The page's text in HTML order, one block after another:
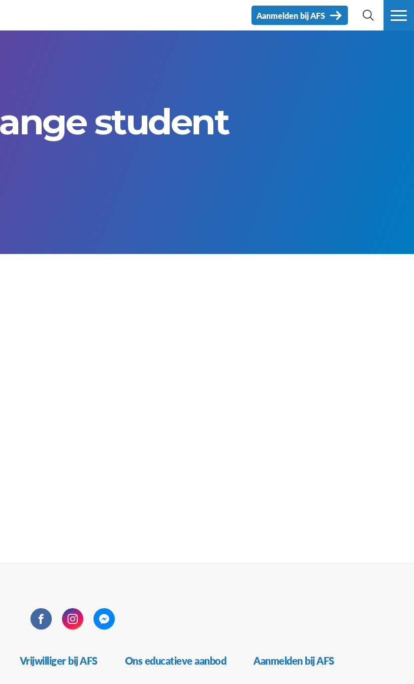
ZOEK
Aanmelden bij AFS
student
FacebookInstagramMessenger
Vrijwilliger bij AFS Ons educatieve aanbod Aanmelden bij AFS